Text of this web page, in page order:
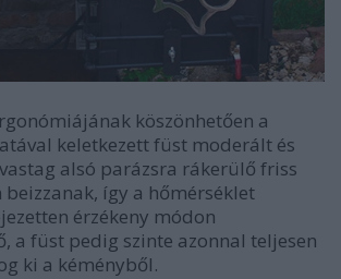
köszönhetően a
keletkezett füst moderált és
alsó parázsra rákerülő friss
így a hőmérséklet
érzékeny módon
a füst pedig szinte azonnal teljesen
ki a kéményből.